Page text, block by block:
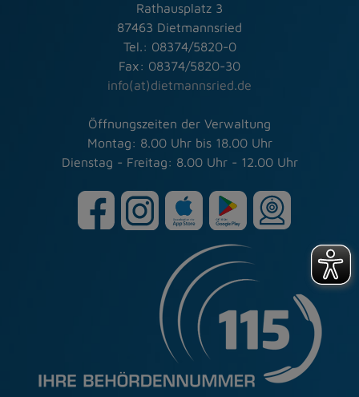
Rathausplatz 3
87463 Dietmannsried
Tel.: 08374/5820-0
Fax: 08374/5820-30
info(at)dietmannsried.de
Öffnungszeiten der Verwaltung
Montag: 8.00 Uhr bis 18.00 Uhr
Dienstag - Freitag: 8.00 Uhr - 12.00 Uhr